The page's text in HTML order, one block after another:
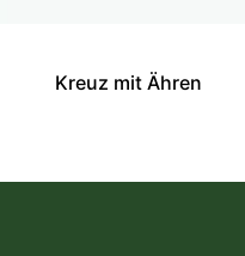
Kreuz mit Ähren